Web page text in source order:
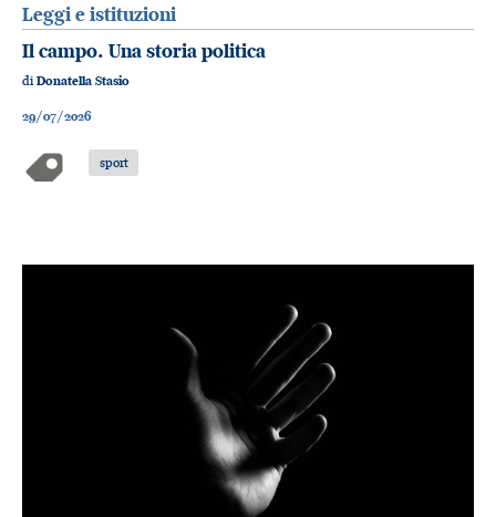
Leggi e istituzioni
Il campo. Una storia politica
diDonatella Stasio
29/07/2026
sport